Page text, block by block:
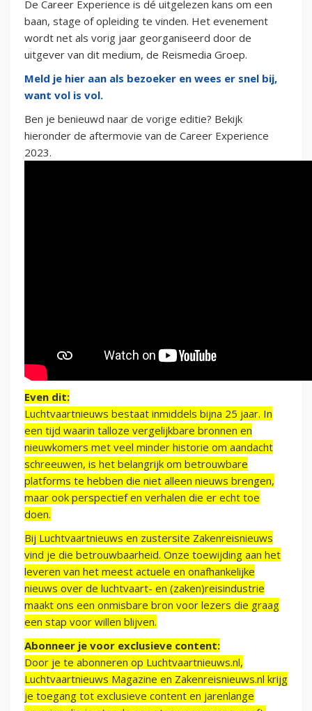
De Career Experience is dé uitgelezen kans om een
baan, stage of opleiding te vinden. Het evenement
wordt net als vorig jaar georganiseerd door de
uitgever van dit medium, de Reismedia Groep.
Meld je hier aan als bezoeker en wees er snel bij,
want vol is vol.
Ben je benieuwd naar de vorige editie? Bekijk
hieronder de aftermovie van de Career Experience
2023.
Even dit:
Luchtvaartnieuws bestaat inmiddels bijna 25 jaar. In
een tijd waarin talloze vergelijkbare bronnen en
nieuwkomers met veel minder historie om aandacht
schreeuwen, is het belangrijk om betrouwbare
platforms te hebben die niet alleen nieuws brengen,
maar ook perspectief en verhalen die er echt toe
doen.
Bij Luchtvaartnieuws en zustersite Zakenreisnieuws
vind je die betrouwbaarheid. Onze toewijding aan het
leveren van het meest actuele en onafhankelijke
nieuws over de luchtvaart- en (zaken)reisindustrie
maakt ons een onmisbare bron voor lezers die graag
een stap voor willen blijven.
Abonneer je voor exclusieve content:
Door je te abonneren op Luchtvaartnieuws.nl,
Luchtvaartnieuws Magazine en Zakenreisnieuws.nl krijg
je toegang tot exclusieve content en jarenlange